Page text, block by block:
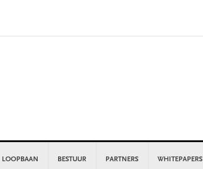
LOOPBAAN BESTUUR PARTNERS WHITEPAPERS